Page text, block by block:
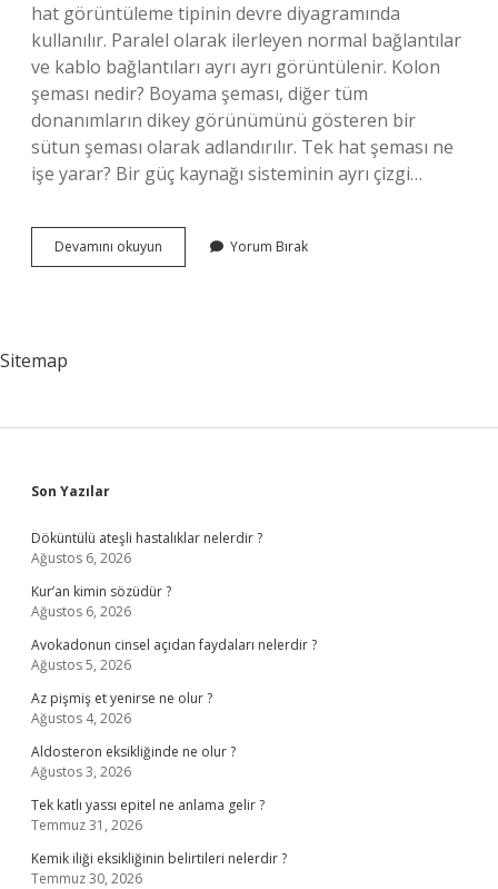
hat görüntüleme tipinin devre diyagramında
kullanılır. Paralel olarak ilerleyen normal bağlantılar
ve kablo bağlantıları ayrı ayrı görüntülenir. Kolon
şeması nedir? Boyama şeması, diğer tüm
donanımların dikey görünümünü gösteren bir
sütun şeması olarak adlandırılır. Tek hat şeması ne
işe yarar? Bir güç kaynağı sisteminin ayrı çizgi…
Devamını okuyun
Hat
Yorum Bırak
Sitemap
Sidebar
Son Yazılar
Döküntülü ateşli hastalıklar nelerdir ?
Ağustos 6, 2026
Kur’an kimin sözüdür ?
Ağustos 6, 2026
Avokadonun cinsel açıdan faydaları nelerdir ?
Ağustos 5, 2026
Az pişmiş et yenirse ne olur ?
Ağustos 4, 2026
Aldosteron eksikliğinde ne olur ?
Ağustos 3, 2026
Tek katlı yassı epitel ne anlama gelir ?
Temmuz 31, 2026
Kemik iliği eksikliğinin belirtileri nelerdir ?
Temmuz 30, 2026